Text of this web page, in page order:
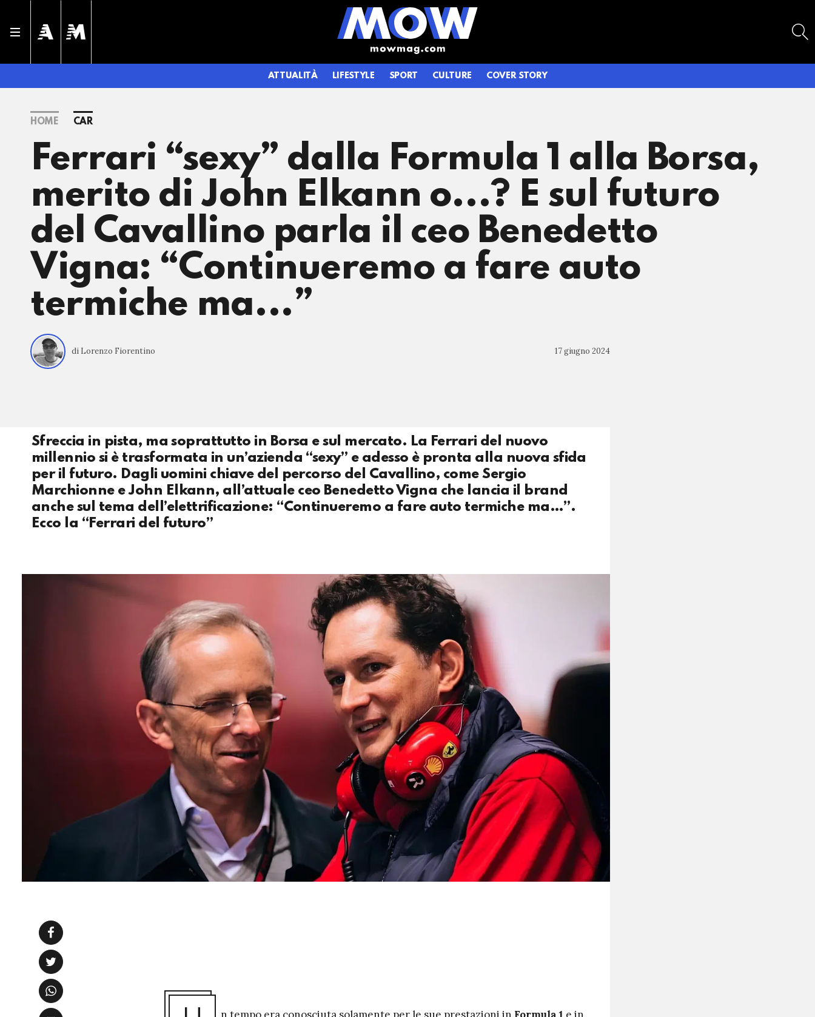
ATTUALITÀ LIFESTYLE SPORT CULTURE COVER STORY
HOME CAR
Ferrari “sexy” dalla Formula 1 alla Borsa,
merito di John Elkann o...? E sul futuro
del Cavallino parla il ceo Benedetto
Vigna: “Continueremo a fare auto
termiche ma...”
di Lorenzo Fiorentino 17 giugno 2024
Sfreccia in pista, ma soprattutto in Borsa e sul mercato. La Ferrari del nuovo
millennio si è trasformata in un’azienda “sexy” e adesso è pronta alla nuova sfida
per il futuro. Dagli uomini chiave del percorso del Cavallino, come Sergio
Marchionne e John Elkann, all’attuale ceo Benedetto Vigna che lancia il brand
anche sul tema dell’elettrificazione: “Continueremo a fare auto termiche ma…”.
Ecco la “Ferrari del futuro”